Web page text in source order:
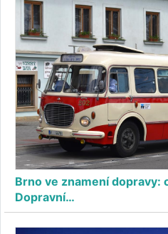
Brno ve znamení dopravy:
Dopravní…